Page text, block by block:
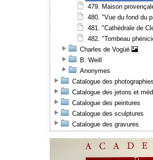
479. Maison
480. "Vue du fond du
481. "Cathédrale de
482. "Tombeau
Charles de Vogüé
B. Weill
Anonymes
Catalogue des photographies
Catalogue des jetons et
Catalogue des peintures
Catalogue des sculptures
Catalogue des gravures